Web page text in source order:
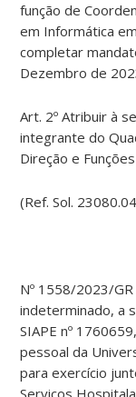
função de
em Informática
completar
Dezembro de
Art. 2º Atribuir à
integrante do
Direção e
(Ref. Sol.
Nº 1558/2023/
indeterminado, a
SIAPE nº
pessoal da
para exercício